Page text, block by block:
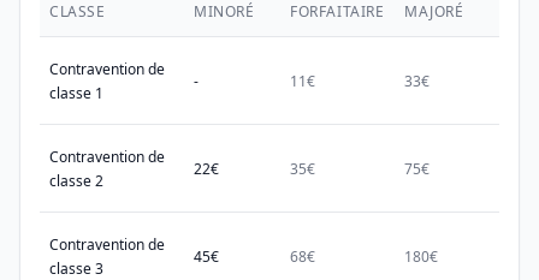
CLASSE MINORÉ FORFAITAIRE MAJORÉ
Contravention de
classe 1
- 11€ 33€
Contravention de
classe 2
22€ 35€ 75€
Contravention de
classe 3
45€ 68€ 180€